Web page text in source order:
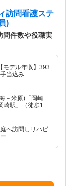
訪問看護ステ
)
問件数や役職実
モデル年収】 393
当込み
－米原)「岡崎
崎駅」（徒歩1
へ訪問しリハビ
ー…